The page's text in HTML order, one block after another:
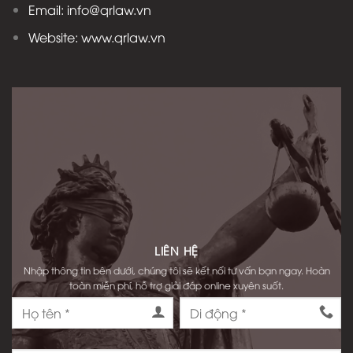
Email: info@qrlaw.vn
Website: www.qrlaw.vn
LIÊN HỆ
Nhập thông tin bên dưới, chúng tôi sẽ kết nối tư vấn bạn ngay. Hoàn
toàn miễn phí, hỗ trợ giải đáp online xuyên suốt.